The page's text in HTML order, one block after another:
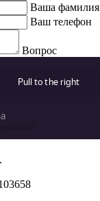
Ваша фамилия
Ваш телефон
Вопрос